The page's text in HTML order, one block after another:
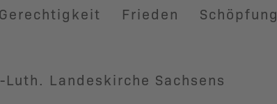
Gerechtigkeit Frieden Schöpfung
Landeskirche Sachsens